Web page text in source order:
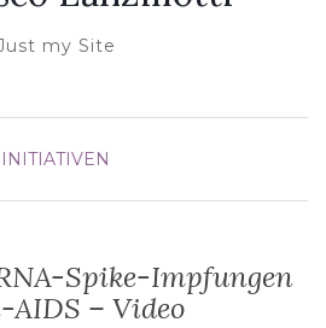
my Site
INITIATIVEN
Spike-Impfungen
AIDS – Video